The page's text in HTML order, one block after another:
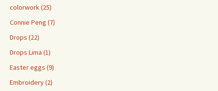
colorwork (25)
Connie Peng (7)
Drops (22)
Drops Lima (1)
Easter eggs (9)
Embroidery (2)